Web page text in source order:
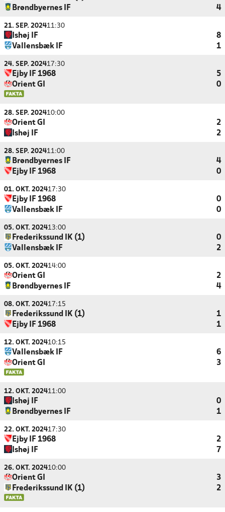
Brøndbyernes IF
4
21. SEP. 202411:30
Ishøj IF
8
Vallensbæk IF
1
24. SEP. 202417:30
Ejby IF 1968
5
Orient GI
0
28. SEP. 202410:00
Orient GI
2
Ishøj IF
2
28. SEP. 202411:00
Brøndbyernes IF
4
Ejby IF 1968
0
01. OKT. 202417:30
Ejby IF 1968
0
Vallensbæk IF
0
05. OKT. 202413:00
Frederikssund IK (1)
0
Vallensbæk IF
2
05. OKT. 202414:00
Orient GI
2
Brøndbyernes IF
4
08. OKT. 202417:15
Frederikssund IK (1)
1
Ejby IF 1968
1
12. OKT. 202410:15
Vallensbæk IF
6
Orient GI
3
12. OKT. 202411:00
Ishøj IF
0
Brøndbyernes IF
1
22. OKT. 202417:30
Ejby IF 1968
2
Ishøj IF
7
26. OKT. 202410:00
Orient GI
3
Frederikssund IK (1)
2